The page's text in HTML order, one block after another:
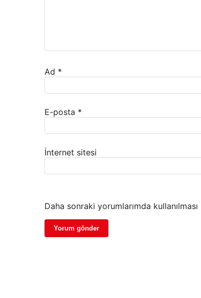
Ad *
E-posta *
İnternet sitesi
Daha sonraki yorumlarımda